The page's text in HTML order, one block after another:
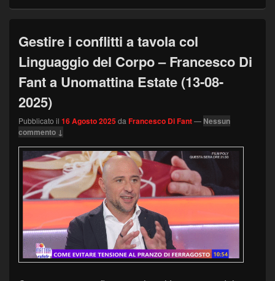
Gestire i conflitti a tavola col
Linguaggio del Corpo – Francesco Di
Fant a Unomattina Estate (13-08-
2025)
Pubblicato il 16 Agosto 2025da Francesco Di Fant— Nessun
commento ↓